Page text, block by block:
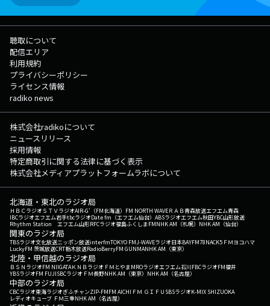
聴取について
配信エリア
利用規約
プライバシーポリシー
ライセンス情報
radiko news
株式会社radikoについて
ニュースリリース
採用情報
特定商取引に関する法律に基づく表示
株式会社メディアプラットフォームラボについて
北海道・東北のラジオ局
ＨＢＣラジオＳＴＶラジオAIR-G'（FM北海道） FM NORTH WAVEＲＡＢ青森放送エフエム青森
IBCラジオエフエム岩手tbcラジオDate fm（エフエム仙台） ABSラジオエフエム秋田YBC山形放送
Rhythm Station エフエム山形RFCラジオ福島ふくしまFMNHK AM（札幌） NHK AM（仙台）
関東のラジオ局
TBSラジオ文化放送ニッポン放送interfmTOKYO FMJ-WAVEラジオ日本BAYFM78NACK5 ＦＭヨコハマ
LuckyFM 茨城放送CRT栃木放送RadioBerryFM GUNMANHK AM（東京）
北陸・甲信越のラジオ局
ＢＳＮラジオFM NIIGATAＫＮＢラジオ ＦＭとやまMROラジオエフエム石川FBCラジオFM福井
YBSラジオFM FUJISBCラジオ ＦＭ長野NHK AM（東京） NHK AM（名古屋）
中部のラジオ局
CBCラジオ東海ラジオぎふチャンZIP-FMFM AICHI ＦＭ ＧＩＦＵ SBSラジオK-MIX SHIZUOKA
レディオキューブ ＦＭ三重NHK AM（名古屋）